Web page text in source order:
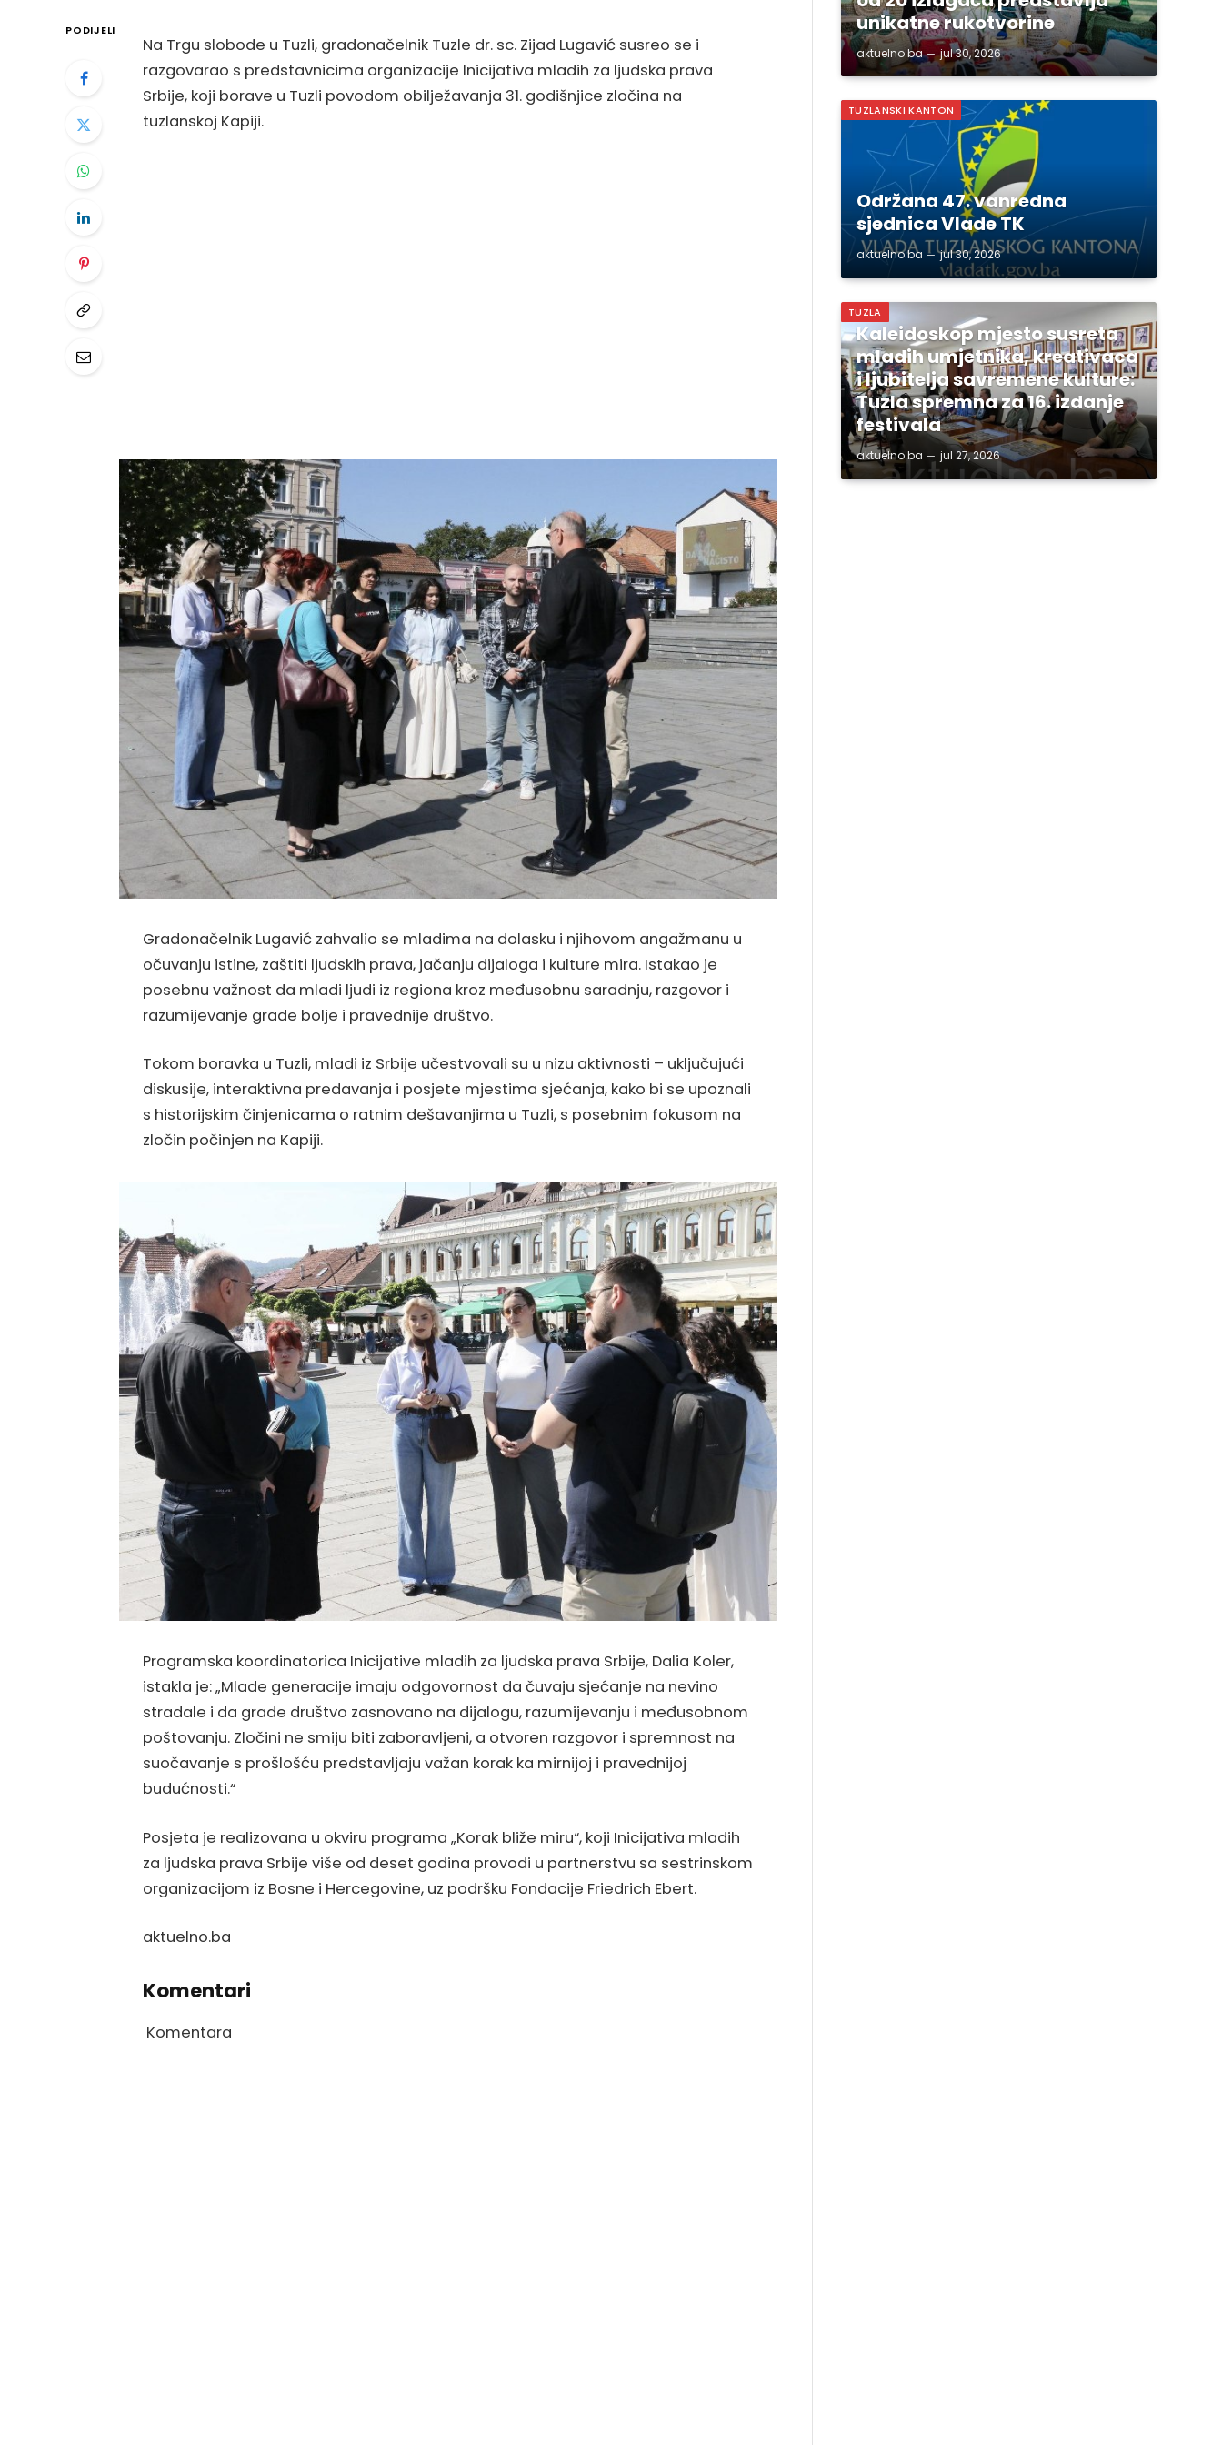
PODIJELI
Na Trgu slobode u Tuzli, gradonačelnik Tuzle dr. sc. Zijad Lugavić susreo se i
razgovarao s predstavnicima organizacije Inicijativa mladih za ljudska prava
Srbije, koji borave u Tuzli povodom obilježavanja 31. godišnjice zločina na
tuzlanskoj Kapiji.
Gradonačelnik Lugavić zahvalio se mladima na dolasku i njihovom angažmanu u
očuvanju istine, zaštiti ljudskih prava, jačanju dijaloga i kulture mira. Istakao je
posebnu važnost da mladi ljudi iz regiona kroz međusobnu saradnju, razgovor i
razumijevanje grade bolje i pravednije društvo.
Tokom boravka u Tuzli, mladi iz Srbije učestvovali su u nizu aktivnosti – uključujući
diskusije, interaktivna predavanja i posjete mjestima sjećanja, kako bi se upoznali
s historijskim činjenicama o ratnim dešavanjima u Tuzli, s posebnim fokusom na
zločin počinjen na Kapiji.
Programska koordinatorica Inicijative mladih za ljudska prava Srbije, Dalia Koler,
istakla je: „Mlade generacije imaju odgovornost da čuvaju sjećanje na nevino
stradale i da grade društvo zasnovano na dijalogu, razumijevanju i međusobnom
poštovanju. Zločini ne smiju biti zaboravljeni, a otvoren razgovor i spremnost na
suočavanje s prošlošću predstavljaju važan korak ka mirnijoj i pravednijoj
budućnosti.“
Posjeta je realizovana u okviru programa „Korak bliže miru“, koji Inicijativa mladih
za ljudska prava Srbije više od deset godina provodi u partnerstvu sa sestrinskom
organizacijom iz Bosne i Hercegovine, uz podršku Fondacije Friedrich Ebert.
aktuelno.ba
Komentari
Komentara
unikatne rukotvorine
aktuelno.ba jul 30, 2026
TUZLANSKI KANTON
Održana 47. vanredna
sjednica Vlade TK
aktuelno.ba jul 30, 2026
TUZLA
Kaleidoskop mjesto susreta
mladih umjetnika, kreativaca
i ljubitelja savremene kulture:
Tuzla spremna za 16. izdanje
festivala
aktuelno.ba jul 27, 2026